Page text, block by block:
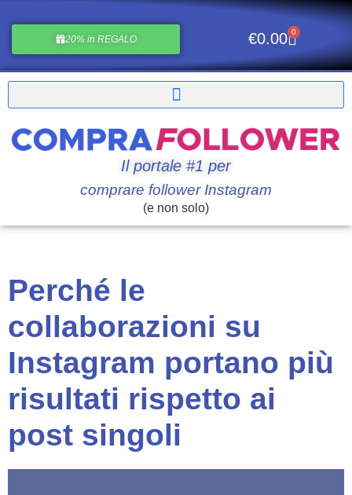
20% in REGALO €0.00 0
Il portale #1 per
comprare follower Instagram
(e non solo)
Perché le
collaborazioni su
Instagram portano più
risultati rispetto ai
post singoli